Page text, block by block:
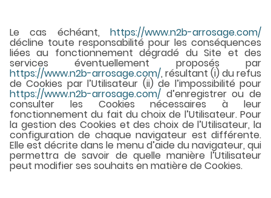
Le cas échéant, https://www.n2b-arrosage.com/
décline toute responsabilité pour les conséquences
liées au fonctionnement dégradé du Site et des
services éventuellement proposés par
https://www.n2b-arrosage.com/, résultant (i) du refus
de Cookies par l’Utilisateur (ii) de l’impossibilité pour
https://www.n2b-arrosage.com/ d’enregistrer ou de
consulter les Cookies nécessaires à leur
fonctionnement du fait du choix de l’Utilisateur. Pour
la gestion des Cookies et des choix de l’Utilisateur, la
configuration de chaque navigateur est différente.
Elle est décrite dans le menu d’aide du navigateur, qui
permettra de savoir de quelle manière l’Utilisateur
peut modifier ses souhaits en matière de Cookies.